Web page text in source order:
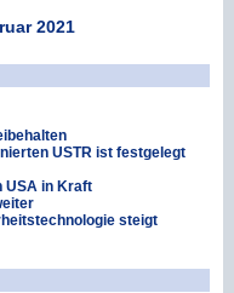
2021
USTR ist festgelegt
USA in Kraft
steigt